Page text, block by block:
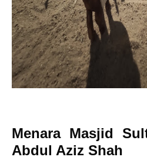
Menara Masjid
Abdul Aziz Shah